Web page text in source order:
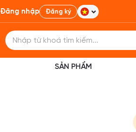
Đăng nhập Đăng ký
SẢN PHẨM